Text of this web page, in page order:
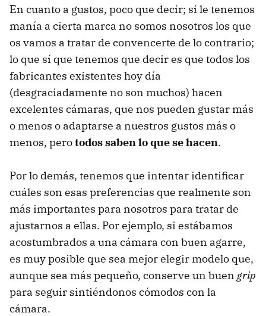
En cuanto a gustos, poco que decir; si le tenemos
manía a cierta marca no somos nosotros los que
os vamos a tratar de convencerte de lo contrario;
lo que sí que tenemos que decir es que todos los
fabricantes existentes hoy día
(desgraciadamente no son muchos) hacen
excelentes cámaras, que nos pueden gustar más
o menos o adaptarse a nuestros gustos más o
menos, perotodos saben lo que se hacen.
Por lo demás, tenemos que intentar identificar
cuáles son esas preferencias que realmente son
más importantes para nosotros para tratar de
ajustarnos a ellas. Por ejemplo, si estábamos
acostumbrados a una cámara con buen agarre,
es muy posible que sea mejor elegir modelo que,
aunque sea más pequeño, conserve un buen grip
para seguir sintiéndonos cómodos con la
cámara.